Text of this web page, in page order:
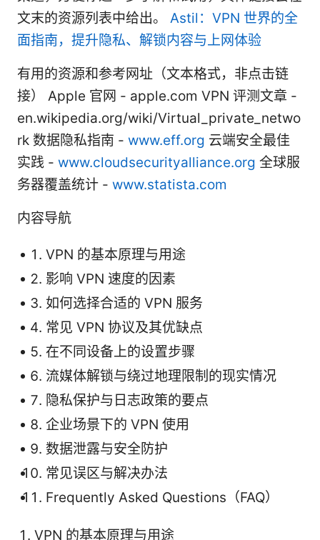
文末的资源列表中给出。 Astil：VPN 世界的全
面指南，提升隐私、解锁内容与上网体验
有用的资源和参考网址（文本格式，非点击链
接） Apple 官网 - apple.com VPN 评测文章 -
en.wikipedia.org/wiki/Virtual_private_netwo
rk 数据隐私指南 - www.eff.org 云端安全最佳
实践 - www.cloudsecurityalliance.org 全球服
务器覆盖统计 - www.statista.com
内容导航
VPN 的基本原理与用途
影响 VPN 速度的因素
如何选择合适的 VPN 服务
常见 VPN 协议及其优缺点
在不同设备上的设置步骤
流媒体解锁与绕过地理限制的现实情况
隐私保护与日志政策的要点
企业场景下的 VPN 使用
数据泄露与安全防护
常见误区与解决办法
Frequently Asked Questions（FAQ）
VPN 的基本原理与用途